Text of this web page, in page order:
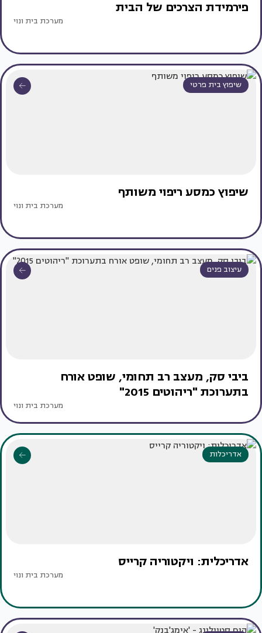
פירמידת הצרכים של הבית
מערכת בית ונוי
שיפוץ בית פרטי
שיפוץ כמסע ריפוי משותף
מערכת בית ונוי
עיצוב פנים
ביבי סק, מעצב רב תחומי, שופט אורח
בתערוכת "ריהוטים 2015"
מערכת בית ונוי
אדריכלות
אדריכלית: ויקטוריה קרייס
מערכת בית ונוי